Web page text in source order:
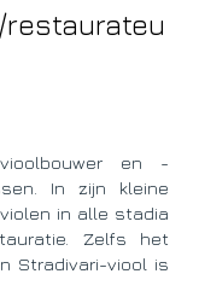
en -
In zijn kleine
in alle stadia
Zelfs het
Stradivari-viool is